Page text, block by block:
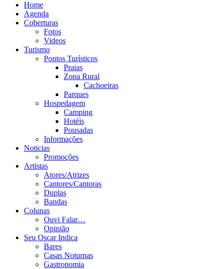
Home
Agenda
Coberturas
Fotos
Videos
Turismo
Pontos Turísticos
Praias
Zona Rural
Cachoeiras
Parques
Hospedagem
Camping
Hotéis
Pousadas
Informações
Noticias
Promoções
Artistas
Atores/Atrizes
Cantores/Cantoras
Duplas
Bandas
Colunas
Ouvi Falar…
Opinião
Seu Oscar Indica
Bares
Casas Noturnas
Gastronomia